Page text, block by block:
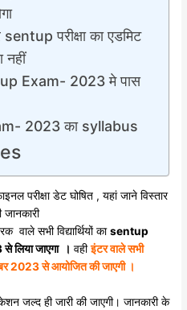
sentup परीक्षा का एडमिट
नहीं
Exam- 2023 मे पास
2023 का syllabus
परीक्षा डेट घोषित , यहां जाने विस्तार
वाले सभी विद्यार्थियों काsentup
लिया जाएगा। वहीइंटर वाले सभी
2023 से आयोजित की जाएगी ।
जल्द ही जारी की जाएगी। जानकारी के